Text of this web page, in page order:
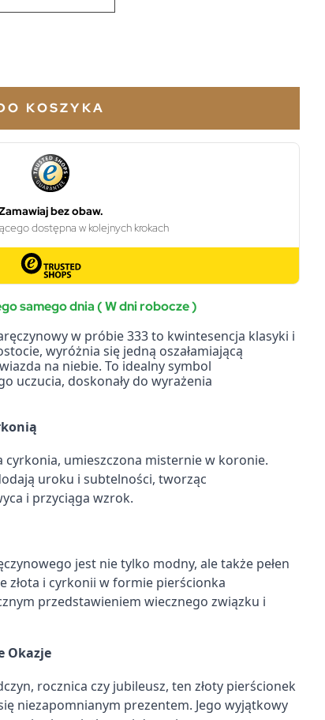
KOSZYKA
samego dnia ( W dni robocze )
w próbie 333 to kwintesencja klasyki i
wyróżnia się jedną oszałamiającą
na niebie. To idealny symbol
uczucia, doskonały do wyrażenia
umieszczona misternie w koronie.
uroku i subtelności, tworząc
i przyciąga wzrok.
jest nie tylko modny, ale także pełen
złota i cyrkonii w formie pierścionka
przedstawieniem wiecznego związku i
Okazje
rocznica czy jubileusz, ten złoty pierścionek
niezapomnianym prezentem. Jego wyjątkowy